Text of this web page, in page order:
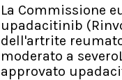
La Commissione
upadacitinib
dell'artrite
moderato a
approvato